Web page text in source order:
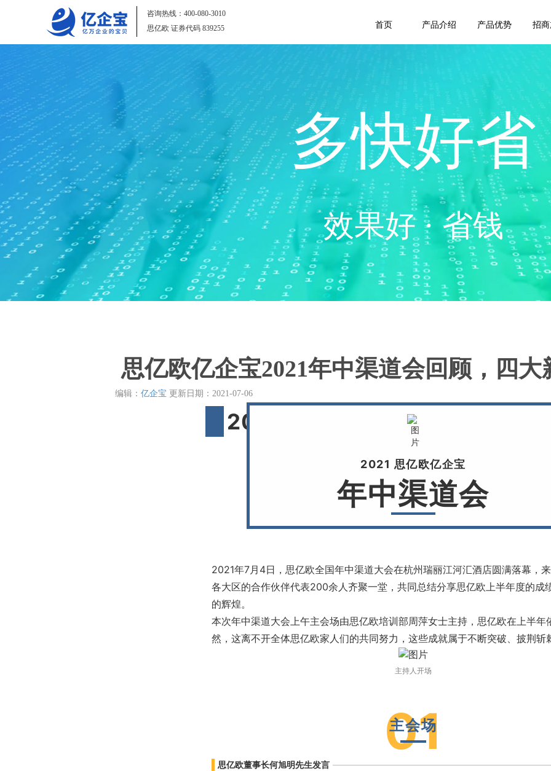
咨询热线： 400-080-3010
思亿欧 证券代码 839255 首页 产品介绍 产品优势 招
多快好省
效果好 · 省钱
思亿欧亿企宝2021年中渠道会回顾，四大
编辑： 亿企宝 更新日期： 2021-07-06
2021
2021 思亿欧亿企宝
年中渠道会
2021年7月4日，思亿欧全国年中渠道大会在杭州瑞丽江河汇酒店圆满落幕，
各大区的合作伙伴代表200余人齐聚一堂，共同总结分享思亿欧上半年度的成
的辉煌。
本次年中渠道大会上午主会场由思亿欧培训部周萍女士主持，思亿欧在上半年
然，这离不开全体思亿欧家人们的共同努力，这些成就属于不断突破、披荆斩
主持人开场
01
主会场
思亿欧董事长何旭明先生发言